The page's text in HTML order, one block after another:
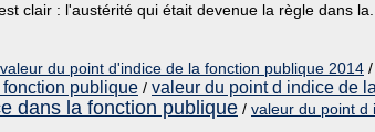
clair : l'austérité qui était devenue la règle dans la...
valeur du point d'indice de la fonction publique 2014 /
publique / valeur du point d indice de
dans la fonction publique / valeur du point d